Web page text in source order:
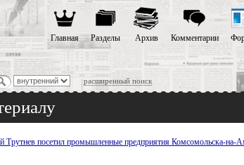
расширенный поиск
Главная Разделы Архив Комментарии
Трутнев посетил промышленные предприятия Комсомольска-на-